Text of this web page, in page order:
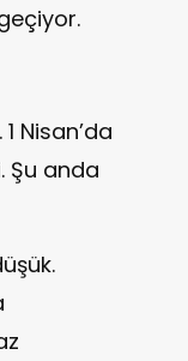
Nisan’da
Şu anda